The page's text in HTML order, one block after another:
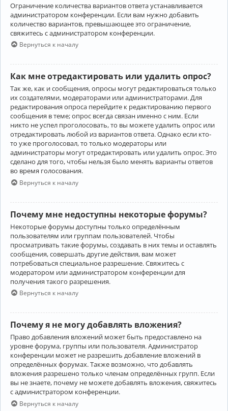
Ограничение количества вариантов ответа устанавливается
администратором конференции. Если вам нужно добавить
количество вариантов, превышающее это ограничение,
свяжитесь с администратором конференции.
Вернуться к началу
Как мне отредактировать или удалить опрос?
Так же, как и сообщения, опросы могут редактироваться только
их создателями, модераторами или администраторами. Для
редактирования опроса перейдите к редактированию первого
сообщения в теме; опрос всегда связан именно с ним. Если
никто не успел проголосовать, то вы можете удалить опрос или
отредактировать любой из вариантов ответа. Однако если кто-
то уже проголосовал, то только модераторы или
администраторы могут отредактировать или удалить опрос. Это
сделано для того, чтобы нельзя было менять варианты ответов
во время голосования.
Вернуться к началу
Почему мне недоступны некоторые форумы?
Некоторые форумы доступны только определённым
пользователям или группам пользователей. Чтобы
просматривать такие форумы, создавать в них темы и оставлять
сообщения, совершать другие действия, вам может
потребоваться специальное разрешение. Свяжитесь с
модератором или администратором конференции для
получения такого разрешения.
Вернуться к началу
Почему я не могу добавлять вложения?
Право добавления вложений может быть предоставлено на
уровне форума, группы или пользователя. Администратор
конференции может не разрешить добавление вложений в
определённых форумах. Также возможно, что добавлять
вложения разрешено только членам определённых групп. Если
вы не знаете, почему не можете добавлять вложения, свяжитесь
с администратором конференции.
Вернуться к началу